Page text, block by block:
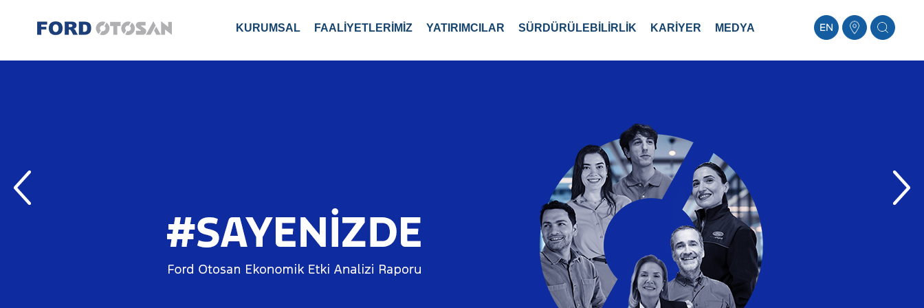
EN
KURUMSAL FAALİYETLERİMİZ YATIRIMCILAR SÜRDÜRÜLEBİLİRLİK KARİYER MEDYA